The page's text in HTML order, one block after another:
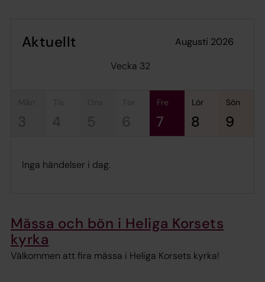
Aktuellt
augusti 2026
Vecka 32
tis
4
tor
6
fre
7
lör
8
sön
9
Inga händelser i dag.
Mässa och bön i Heliga Korsets
kyrka
Välkommen att fira mässa i Heliga Korsets kyrka!